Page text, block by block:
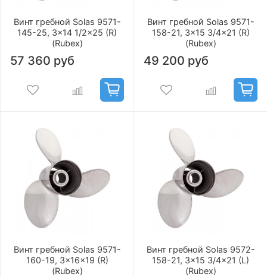
Винт гребной Solas 9571-
145-25, 3x14 1/2x25 (R)
(Rubex)
57 360 руб
Винт гребной Solas 9571-
158-21, 3x15 3/4x21 (R)
(Rubex)
49 200 руб
Винт гребной Solas 9571-
160-19, 3x16x19 (R)
(Rubex)
Винт гребной Solas 9572-
158-21, 3x15 3/4x21 (L)
(Rubex)